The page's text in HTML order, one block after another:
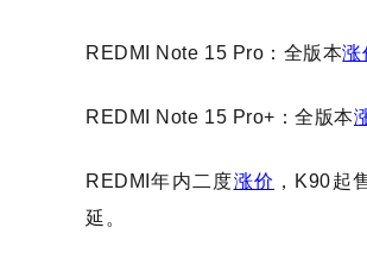
REDMI Note 15 Pro：全版本涨
REDMI Note 15 Pro+：全版本
REDMI年内二度涨价 ，K90起
延。